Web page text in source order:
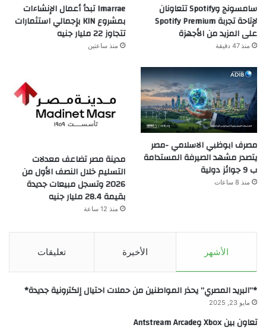
سامسونج وSpotify تتعاونان
لإتاحة تجربة Spotify Premium
على المزيد من الأجهزة
منذ 47 دقيقة
Imarrae تبدأ أعمال الإنشاءات
بمشروع KIN بإجمالي استثمارات
تتجاوز 22 مليار جنيه
منذ ساعتين
مصرف ابوظبي الاسلامي -مصر
يتصدر مشهد الصيرفة المستدامة
ب 9 جوائز دولية
منذ 8 ساعات
مدينة مصر تضاعف معدلات
التسليم خلال النصف الأول من
2026 وتسجل مبيعات جديدة
بقيمة 28.4 مليار جنيه
منذ 12 ساعة
الأشهر الأخيرة تعليقات
*”البريد المصري” يحذر المواطنين من حملات احتيال إلكترونية جديدة*
مايو 23, 2025
تعاون بين Xbox وAntstream Arcade